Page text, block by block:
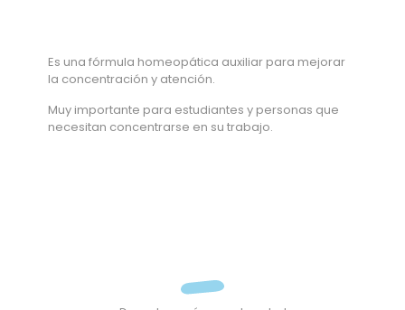
Es una fórmula homeopática auxiliar para mejorar
la concentración y atención.
Muy importante para estudiantes y personas que
necesitan concentrarse en su trabajo.